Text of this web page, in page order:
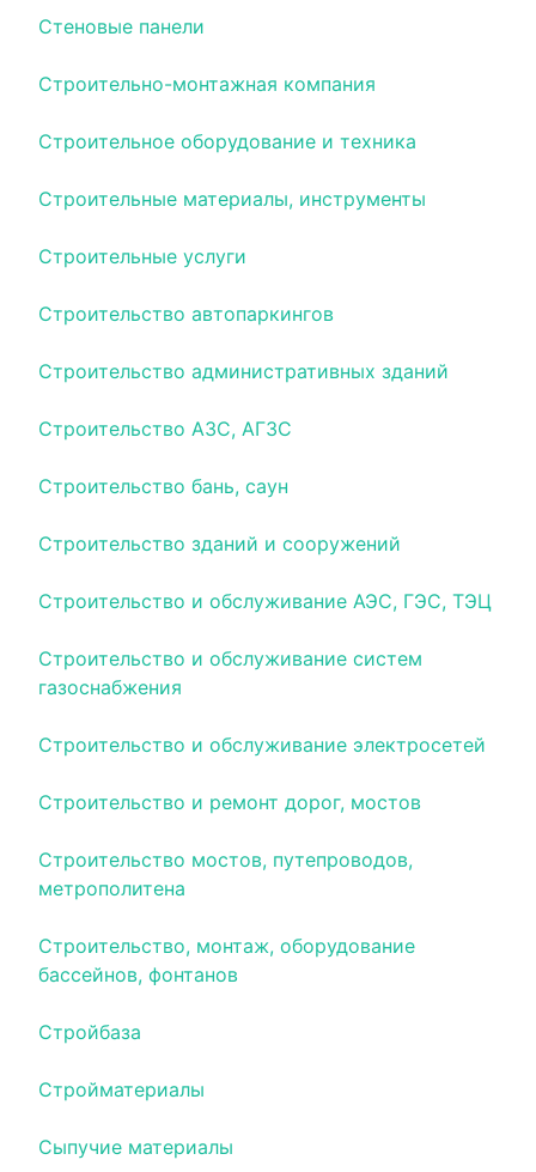
Стеновые панели
Строительно-монтажная компания
Строительное оборудование и техника
Строительные материалы, инструменты
Строительные услуги
Строительство автопаркингов
Строительство административных зданий
Строительство АЗС, АГЗС
Строительство бань, саун
Строительство зданий и сооружений
Строительство и обслуживание АЭС, ГЭС, ТЭЦ
Строительство и обслуживание систем
газоснабжения
Строительство и обслуживание электросетей
Строительство и ремонт дорог, мостов
Строительство мостов, путепроводов,
метрополитена
Строительство, монтаж, оборудование
бассейнов, фонтанов
Стройбаза
Стройматериалы
Сыпучие материалы